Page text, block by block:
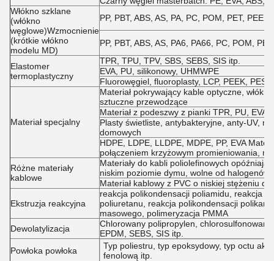
Włókno szklane
(włókno
węglowe)Wzmocnienie
(krótkie włókno
modelu MD)
PP, PBT, ABS, AS, PA, PC, POM, PET,
PP, PBT, ABS, AS, PA6, PA66, PC, POM,
Elastomer
termoplastyczny
TPR, TPU, TPV, SBS, SEBS, SIS itp.
EVA, PU, silikonowy, UHMWPE
Fluorowęgiel, fluoroplasty, LCP, PEEK, PES,
Materiał specjalny
Materiał pokrywający kable optyczne,
sztuczne przewodzące
Materiał z podeszwy z pianki TPR, PU, EVA
Plasty świetliste, antybakteryjne, anty-UV,
domowych
HDPE, LDPE, LLDPE, MDPE, PP, EVA
połączeniem krzyżowym promieniowania,
Różne materiały
kablowe
Materiały do kabli poliolefinowych
niskim poziomie dymu, wolne od halogenów
Materiał kablowy z PVC o niskiej stężeniu
Ekstruzja reakcyjna
reakcja polikondensacji poliamidu, reakcja
poliuretanu, reakcja polikondensacji
masowego, polimeryzacja PMMA
Dewolatylizacja
Chlorowany polipropylen,
EPDM, SEBS, SIS itp.
Powłoka powłoka
Typ poliestru, typ epoksydowy, typ octu
fenolową itp.